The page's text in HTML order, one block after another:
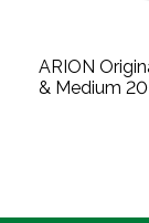
ARION
& Medium